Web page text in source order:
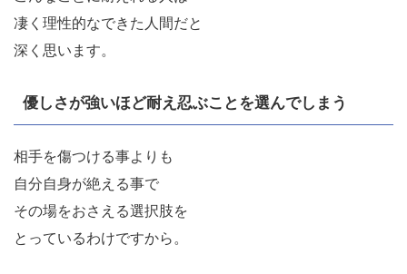
凄く理性的なできた人間だと
深く思います。
優しさが強いほど耐え忍ぶことを選んでしまう
相手を傷つける事よりも
自分自身が絶える事で
その場をおさえる選択肢を
とっているわけですから。